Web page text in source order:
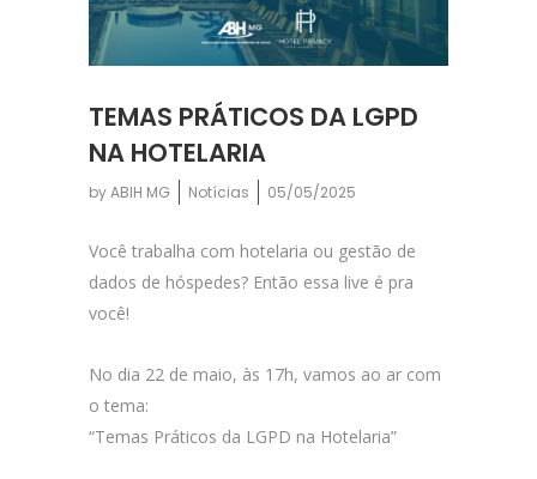
TEMAS PRÁTICOS DA LGPD
NA HOTELARIA
byABIH MG Notícias 05/05/2025
Você trabalha com hotelaria ou gestão de
dados de hóspedes? Então essa live é pra
você!
No dia 22 de maio, às 17h, vamos ao ar com
o tema:
“Temas Práticos da LGPD na Hotelaria”